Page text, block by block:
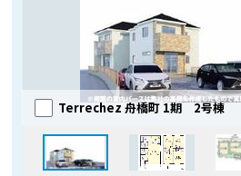
Terrechez 舟橋町 1期 2号棟